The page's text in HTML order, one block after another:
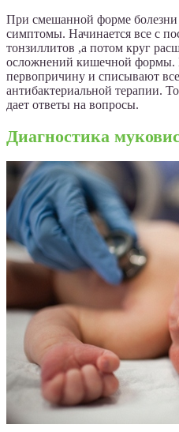
При смешанной форме
симптомы. Начинается все с
тонзиллитов ,а потом круг
осложнений кишечной формы.
первопричину и списывают
антибактериальной терапии.
дает ответы на вопросы.
Диагностика